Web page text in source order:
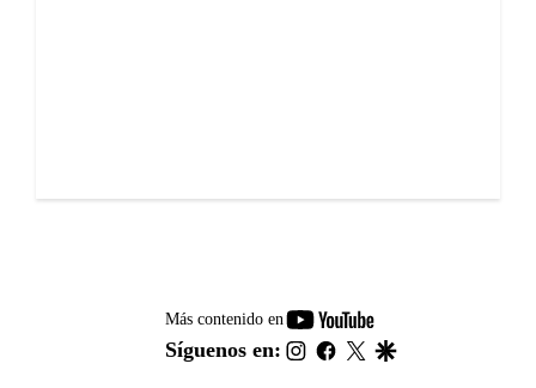
Más contenido en
youtube-
footer
Síguenos en: instagram
facebook
twitter